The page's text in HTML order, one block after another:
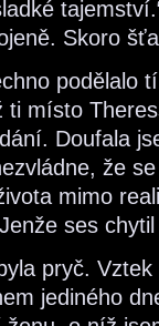
Skoro
podělalo
ti místo
Doufala
že
mimo
ses chytil
pryč.
jediného